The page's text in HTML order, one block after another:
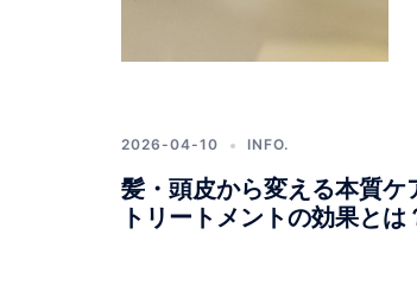
2026-04-10 INFO.
髪・頭皮から変える本質ケ
トリートメントの効果とは